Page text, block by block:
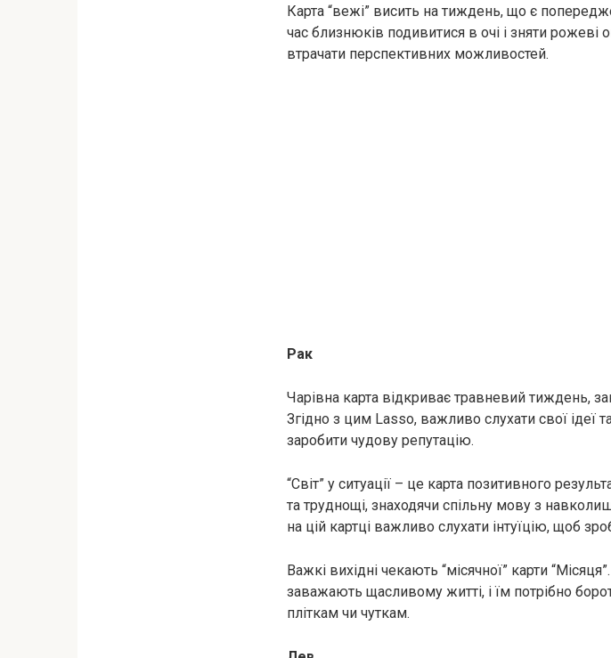
Карта “вежі” висить на тиждень, що є
час близнюків подивитися в очі і зняти рожеві
втрачати перспективних можливостей.
Рак
Чарівна карта відкриває травневий тиждень,
Згідно з цим Lasso, важливо слухати свої ідеї
заробити чудову репутацію.
“Світ” у ситуації – це карта позитивного
та труднощі, знаходячи спільну мову з
на цій картці важливо слухати інтуїцію, щоб
Важкі вихідні чекають “місячної” карти
заважають щасливому житті, і їм потрібно
пліткам чи чуткам.